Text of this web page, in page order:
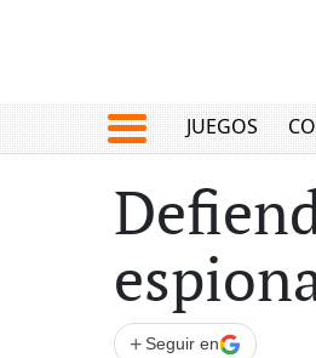
JUEGOS
+ Seguir en